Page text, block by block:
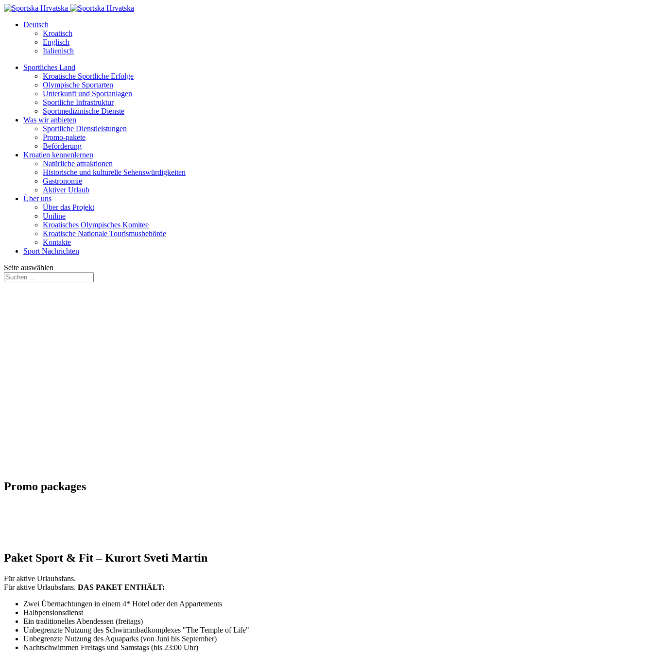
Deutsch
Kroatisch
Englisch
Italienisch
Sportliches Land
Kroatische Sportliche Erfolge
Olympische Sportarten
Unterkunft und Sportanlagen
Sportliche Infrastruktur
Sportmedizinische Dienste
Was wir anbieten
Sportliche Dienstleistungen
Promo-pakete
Beförderung
Kroatien kennenlernen
Natürliche attraktionen
Historische und kulturelle Sehenswürdigkeiten
Gastronomie
Aktiver Urlaub
Über uns
Über das Projekt
Uniline
Kroatisches Olympisches Komitee
Kroatische Nationale Tourismusbehörde
Kontakte
Sport Nachrichten
Seite auswählen
Promo packages
Paket Sport & Fit – Kurort Sveti Martin
Für aktive Urlaubsfans.
Für aktive Urlaubsfans. DAS PAKET ENTHÄLT:
Zwei Übernachtungen in einem 4* Hotel oder den Appartements
Halbpensionsdienst
Ein traditionelles Abendessen (freitags)
Unbegrenzte Nutzung des Schwimmbadkomplexes "The Temple of Life"
Unbegrenzte Nutzung des Aquaparks (von Juni bis September)
Nachtschwimmen Freitags und Samstags (bis 23:00 Uhr)